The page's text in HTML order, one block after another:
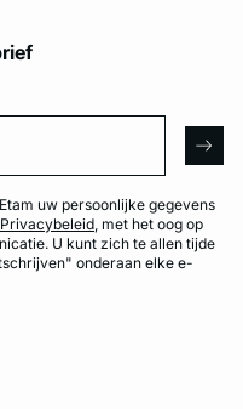
uw persoonlijke gegevens
Privacybeleid, met het oog op
U kunt zich te allen tijde
onderaan elke e-